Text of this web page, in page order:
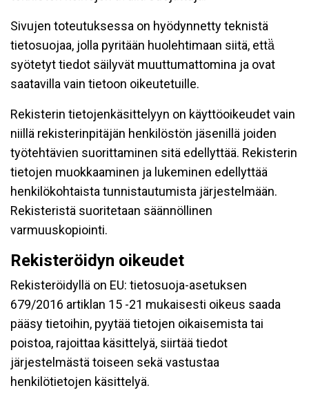
Sivujen toteutuksessa on hyödynnetty teknistä
tietosuojaa, jolla pyritään huolehtimaan siitä, että̈
syötetyt tiedot säilyvät muuttumattomina ja ovat
saatavilla vain tietoon oikeutetuille.
Rekisterin tietojenkäsittelyyn on käyttöoikeudet vain
niillä rekisterinpitäjän henkilöstön jäsenillä joiden
työtehtävien suorittaminen sitä edellyttää. Rekisterin
tietojen muokkaaminen ja lukeminen edellyttää
henkilökohtaista tunnistautumista järjestelmään.
Rekisteristä suoritetaan säännöllinen
varmuuskopiointi.
Rekisteröidyn oikeudet
Rekisteröidyllä on EU: tietosuoja-asetuksen
679/2016 artiklan 15 -21 mukaisesti oikeus saada
pääsy tietoihin, pyytää tietojen oikaisemista tai
poistoa, rajoittaa käsittelyä, siirtää tiedot
järjestelmästä toiseen sekä vastustaa
henkilötietojen käsittelyä.